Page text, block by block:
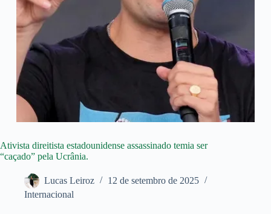
Ativista direitista estadounidense assassinado temia ser
“caçado” pela Ucrânia.
Lucas Leiroz
12 de setembro de 2025
Internacional